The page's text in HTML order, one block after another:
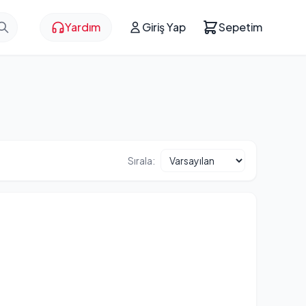
Yardım Giriş Yap Sepetim
Sırala: